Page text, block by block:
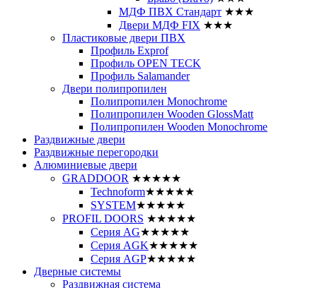
МДФ ПВХ Стандарт ★★★
Двери МДФ FIX ★★★
Пластиковые двери ПВХ
Профиль Exprof
Профиль OPEN TECK
Профиль Salamander
Двери полипропилен
Полипропилен Monochrome
Полипропилен Wooden GlossMatt
Полипропилен Wooden Monochrome
Раздвижные двери
Раздвижные перегородки
Алюминиевые двери
GRADDOOR ★★★★★
Technoform★★★★★
SYSTEM★★★★★
PROFIL DOORS ★★★★★
Серия AG★★★★★
Серия AGK★★★★★
Серия AGP★★★★★
Дверные системы
Раздвижная система